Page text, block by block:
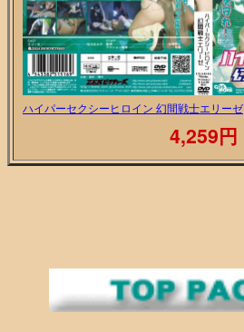
ハイパーセクシーヒロイン 幻間戦士エリーゼ
4,259円